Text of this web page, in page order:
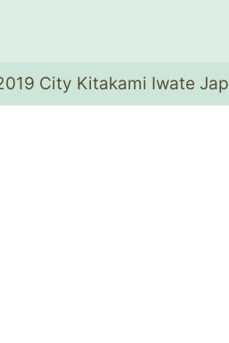
City Kitakami Iwate